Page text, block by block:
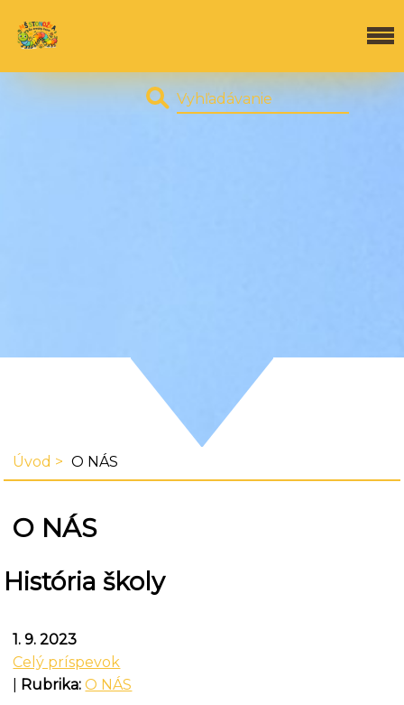
Úvod O NÁS
O NÁS
História školy
1. 9. 2023
Celý príspevok
Rubrika: O NÁS